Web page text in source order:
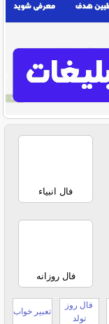
فال انبیاء
فال روزانه
فال روز
تولد
تعبیر خواب